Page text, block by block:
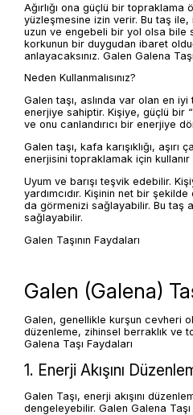
Ağırlığı ona güçlü bir
yüzleşmesine izin verir. Bu taş
uzun ve engebeli bir yol olsa bile
korkunun bir duygudan ibaret
anlayacaksınız. Galen Galena
Neden Kullanmalısınız?
Galen taşı, aslında var olan en
enerjiye sahiptir. Kişiye, güçlü bir
ve onu canlandırıcı bir enerjiye
Galen taşı, kafa karışıklığı,
enerjisini topraklamak için
Uyum ve barışı teşvik edebilir.
yardımcıdır. Kişinin net bir
da görmenizi sağlayabilir. Bu taş
sağlayabilir.
Galen Taşının Faydaları
Galen (Galena)
Galen, genellikle kurşun cevheri
düzenleme, zihinsel berraklık ve
Galena Taşı Faydaları
1. Enerji Akışını
Galen Taşı, enerji akışını
dengeleyebilir. Galen Galena Taşı